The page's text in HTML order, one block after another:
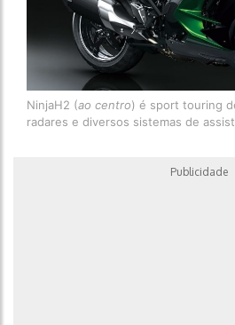
NinjaH2 (ao centro) é sport touring
radares e diversos sistemas de
Publicidade